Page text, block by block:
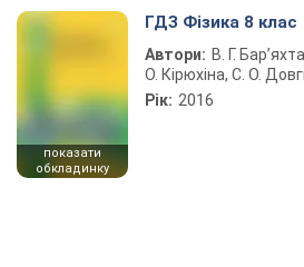
показати
обкладинку
ГДЗ Фізика 8 клас
Автори: В. Г.
О. Кірюхіна, С. О.
Рік: 2016